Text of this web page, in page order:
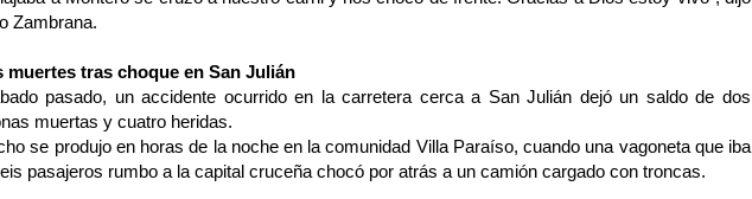
Zambrana.
muertes tras choque en San Julián
pasado, un accidente ocurrido en la carretera cerca a San Julián dejó un saldo de dos
muertas y cuatro heridas.
se produjo en horas de la noche en la comunidad Villa Paraíso, cuando una vagoneta que iba
pasajeros rumbo a la capital cruceña chocó por atrás a un camión cargado con troncas.